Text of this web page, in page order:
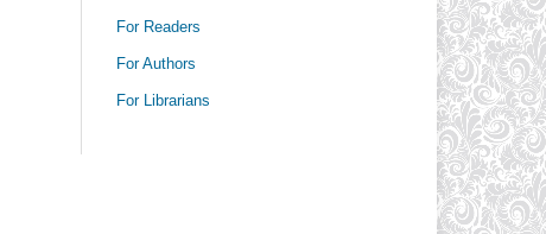
For Readers
For Authors
For Librarians